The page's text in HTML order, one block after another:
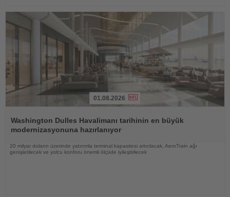
Oku
01.08.2026
Washington Dulles Havalimanı tarihinin en büyük
modernizasyonuna hazırlanıyor
20 milyar doların üzerinde yatırımla terminal kapasitesi artırılacak, AeroTrain ağı
genişletilecek ve yolcu konforu önemli ölçüde iyileştirilecek